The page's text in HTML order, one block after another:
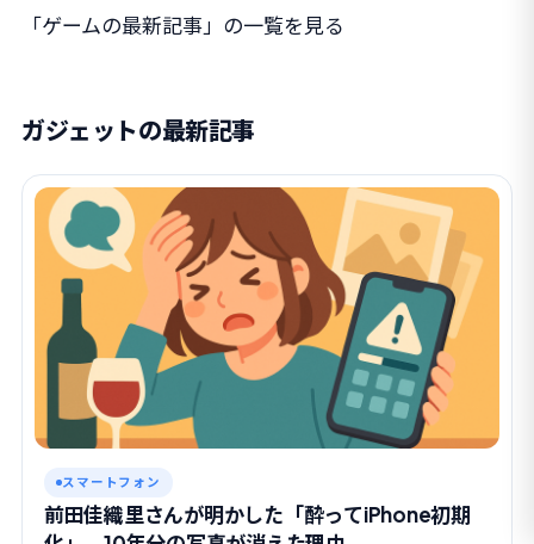
「ゲームの最新記事」の一覧を見る
ガジェットの最新記事
スマートフォン
前田佳織里さんが明かした「酔ってiPhone初期